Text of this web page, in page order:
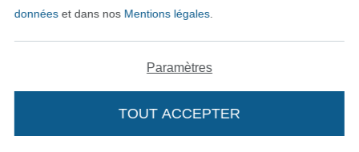
Tissu occultant aspect lin,gris Tissu occultant aspect lin,gris argent
(6,92 € / 1 m²)
donnéeset dans nos Mentions légales.
Paramètres
TOUT ACCEPTER